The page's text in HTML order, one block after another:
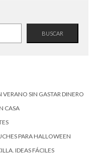
BUSCAR
VERANO SIN GASTAR DINERO
CASA
PARA HALLOWEEN
IDEAS FÁCILES